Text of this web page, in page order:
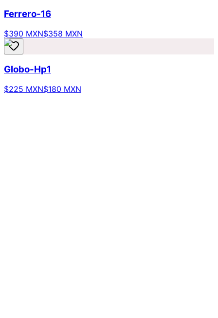
Ferrero-16
$390 MXN$358 MXN
Globo-Hp1
$225 MXN$180 MXN